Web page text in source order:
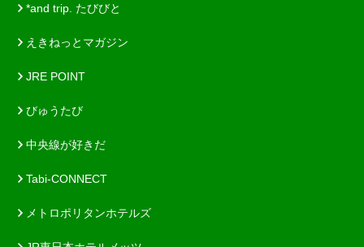
*and trip. たびびと
えきねっとマガジン
JRE POINT
びゅうたび
中央線が好きだ
Tabi-CONNECT
メトロポリタンホテルズ